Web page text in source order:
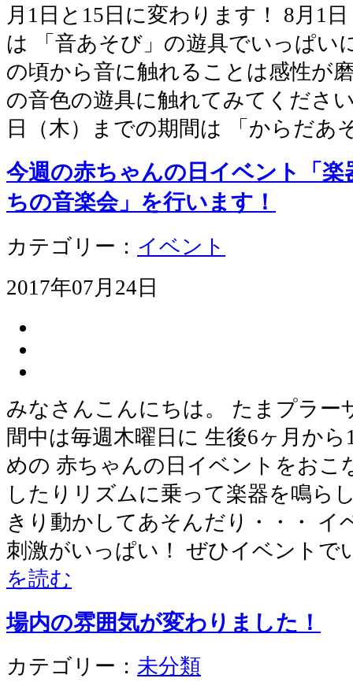
月1日と15日に変わります！ 8月1
は 「音あそび」の遊具でいっぱい
の頃から音に触れることは感性が
の音色の遊具に触れてみてくださ
日（木）までの期間は 「からだあ
今週の赤ちゃんの日イベント「
ちの音楽会」を行います！
カテゴリー： イベント
2017年07月24日
みなさんこんにちは。 たまプラー
間中は毎週木曜日に 生後6ヶ月か
めの 赤ちゃんの日イベントをおこ
したりリズムに乗って楽器を鳴ら
きり動かしてあそんだり・・・ イ
刺激がいっぱい！ ぜひイベント
を読む
場内の雰囲気が変わりました！
カテゴリー： 未分類